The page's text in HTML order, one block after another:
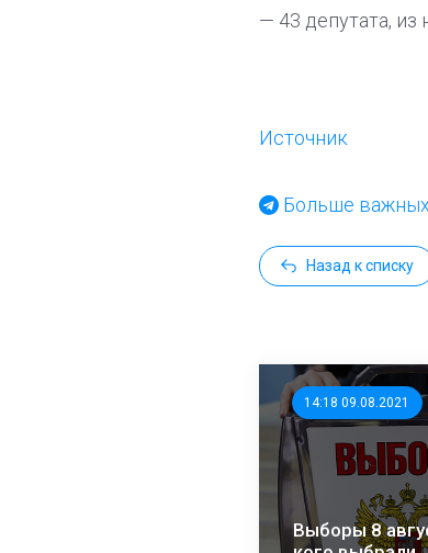
— 43 депутата,
Источник
Больше важных
Назад к списку
14:18 09.08.2021
Выборы 8